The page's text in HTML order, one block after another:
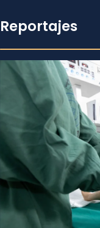
Reportajes